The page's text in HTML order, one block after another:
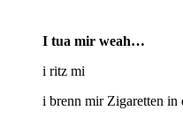
I tua mir weah…
i ritz mi
i brenn mir